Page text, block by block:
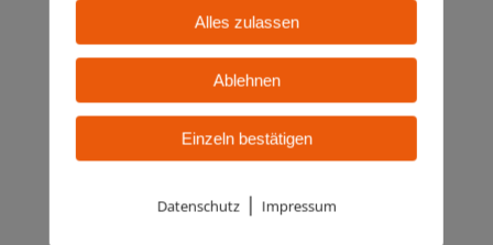
erledigen alles professionell und
termingerecht.
Alles zulassen
Ablehnen
Einzeln bestätigen
Datenschutz| Impressum